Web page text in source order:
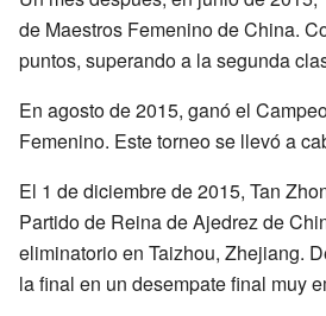
de Maestros Femenino de China.
puntos, superando a la segunda
En agosto de 2015, ganó el
Femenino. Este torneo se llevó a
El 1 de diciembre de 2015, Tan
Partido de Reina de Ajedrez de
eliminatorio en Taizhou, Zhejiang.
la final en un desempate final muy